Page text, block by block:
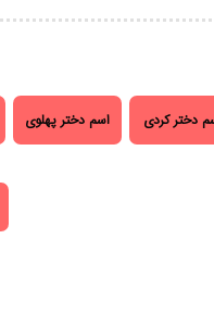
دختر کردی اسم دختر پهلوی